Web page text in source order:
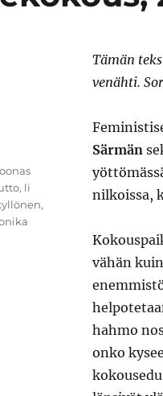
Tämän
venähti.
Särmän
nilkoissa,
vähän
hahmo
onko
, li
,